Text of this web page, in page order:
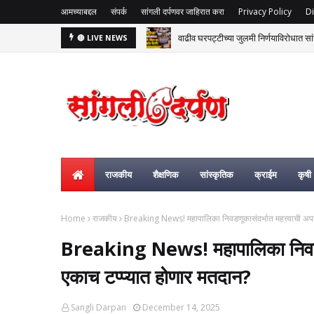
आमच्याबद्दल संपर्क सांगली दर्पणवर जाहिरात करा Privacy Policy
🔴 LIVE NEWS वाढीव घरपट्टीच्या जुलमी निर्णयाविरोधात
राजकीय शैक्षणिक सांस्कृतिक क्राईम कृषी
Home राजकीय Breaking News! महापालिका निवडणूकासंदर्भात महत्त्वाची
Breaking News! महापालिका
एकाच टप्प्यात होणार मतदान?
Sangli Darpan December 14, 2025